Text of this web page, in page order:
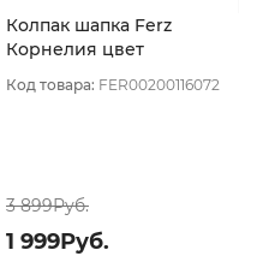
Колпак шапка Ferz
Корнелия цвет
Код товара: FER00200116072
3 899Руб.
1 999Руб.